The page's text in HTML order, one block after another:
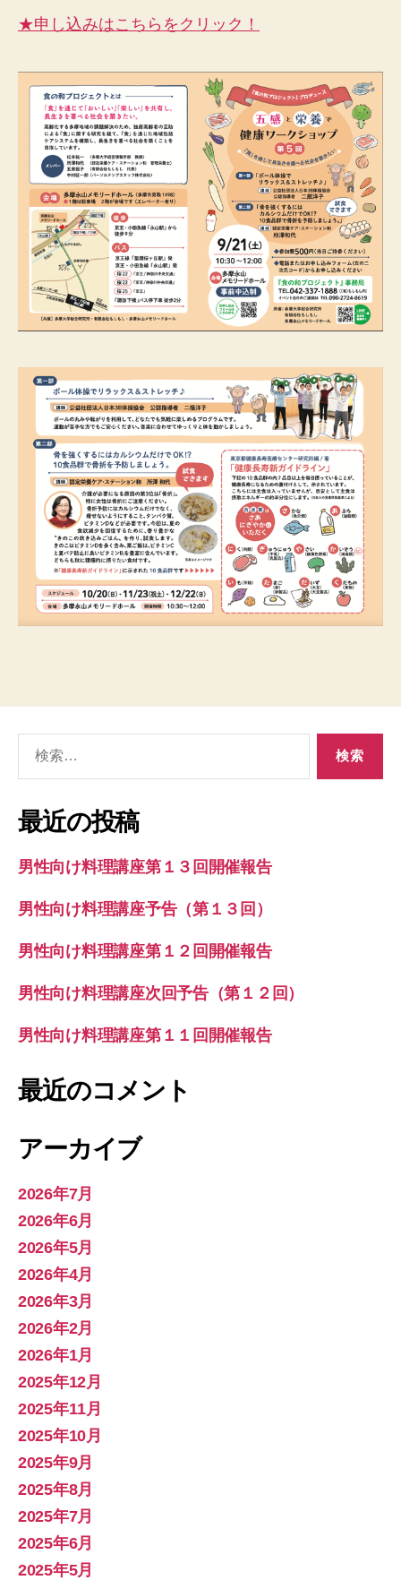
★申し込みはこちらをクリック！
象:
最近の投稿
男性向け料理講座第１３回開催報告
男性向け料理講座予告（第１３回）
男性向け料理講座第１２回開催報告
男性向け料理講座次回予告（第１２回）
男性向け料理講座第１１回開催報告
最近のコメント
アーカイブ
2026年7月
2026年6月
2026年5月
2026年4月
2026年3月
2026年2月
2026年1月
2025年12月
2025年11月
2025年10月
2025年9月
2025年8月
2025年7月
2025年6月
2025年5月